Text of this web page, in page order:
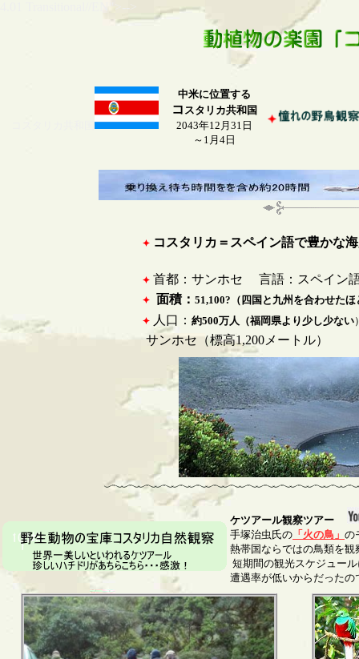
4.01 Transitional//EN">-->
中米に位置する
コ スタリカ共和国
2043年12月31日
～1月4日
コスタリカ＝スペイン語で豊かな
首都：サンホセ 言語：スペイン
面積： 51,100?（四国と九州を合わせたほ
人口： 約500万人（福岡県より少し少ない
サンホセ（標高1,200メートル）
ケツアール観察ツアー
手塚治虫氏の 「火の鳥」 の
熱帯国ならではの鳥類を
短期間の観光スケジュー
遭遇率が低いからだった